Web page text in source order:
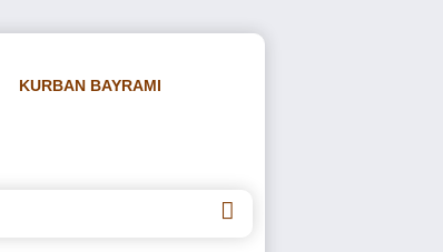
KURBAN BAYRAMI